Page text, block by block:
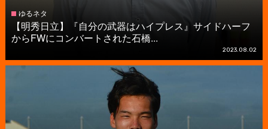
ゆるネタ
【明秀日立】『自分の武器はハイプレス』サイドハーフ
からFWにコンバートされた石橋...
2023.08.02